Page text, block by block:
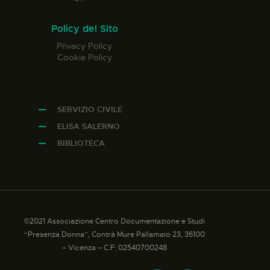
Policy del Sito
Privacy Policy
Cookie Policy
SERVIZIO CIVILE
ELISA SALERNO
BIBLIOTECA
©2021 Associazione Centro Documentazione e Studi
“Presenza Donna”, Contrà Mure Pallamaio 23, 36100
– Vicenza – C.F: 02540700248